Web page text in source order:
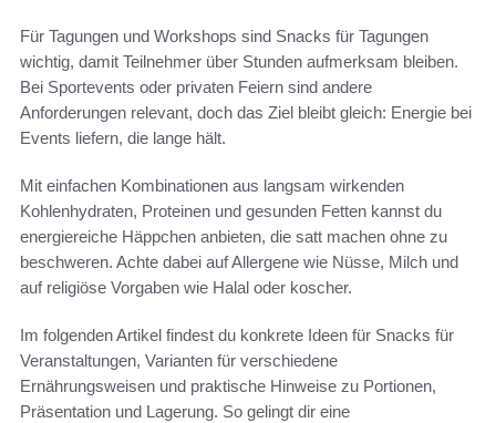
Für Tagungen und Workshops sind Snacks für Tagungen
wichtig, damit Teilnehmer über Stunden aufmerksam bleiben.
Bei Sportevents oder privaten Feiern sind andere
Anforderungen relevant, doch das Ziel bleibt gleich: Energie bei
Events liefern, die lange hält.
Mit einfachen Kombinationen aus langsam wirkenden
Kohlenhydraten, Proteinen und gesunden Fetten kannst du
energiereiche Häppchen anbieten, die satt machen ohne zu
beschweren. Achte dabei auf Allergene wie Nüsse, Milch und
auf religiöse Vorgaben wie Halal oder koscher.
Im folgenden Artikel findest du konkrete Ideen für Snacks für
Veranstaltungen, Varianten für verschiedene
Ernährungsweisen und praktische Hinweise zu Portionen,
Präsentation und Lagerung. So gelingt dir eine